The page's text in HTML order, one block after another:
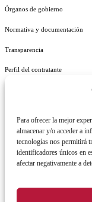
Para ofrecer la mejor
almacenar y/o acceder a
tecnologías nos permitirá
identificadores únicos en
afectar negativamente a
Órganos de gobierno
Normativa y documentación
Transparencia
Perfil del contratante